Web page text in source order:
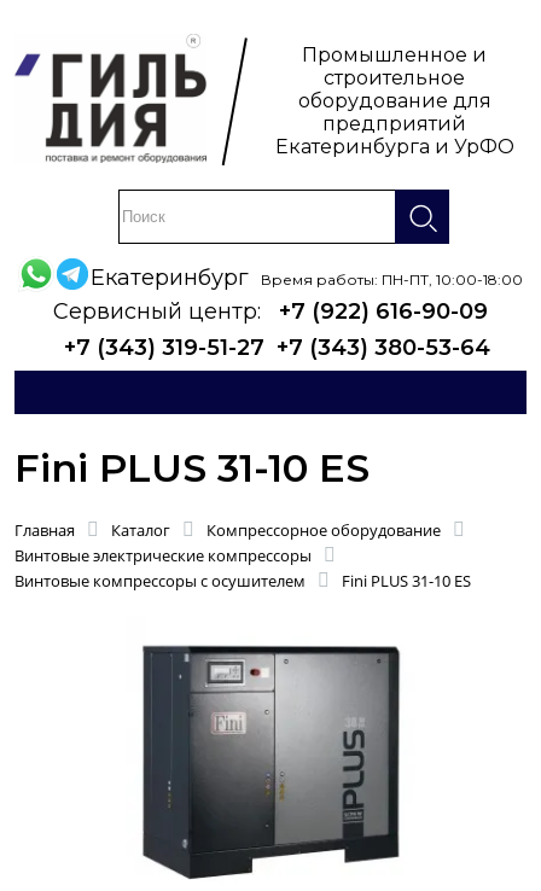
Промышленное и
строительное
оборудование для
предприятий
Екатеринбурга и УрФО
Екатеринбург Время работы: ПН-ПТ, 10:00-18:00
Сервисный центр:
+7 (922) 616-90-09
+7 (343) 319-51-27 +7 (343) 380-53-64
Fini PLUS 31-10 ES
Главная Каталог
Компрессорное оборудование
Винтовые электрические компрессоры
Винтовые компрессоры с осушителем
Fini PLUS 31-10 ES